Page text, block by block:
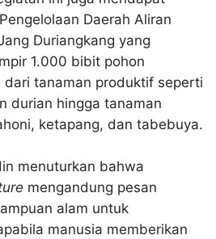
Daerah Aliran
Duriangkang yang
1.000 bibit pohon
dari tanaman produktif seperti
durian hingga tanaman
ketapang, dan tabebuya.
menuturkan bahwa
mengandung pesan
alam untuk
manusia memberikan